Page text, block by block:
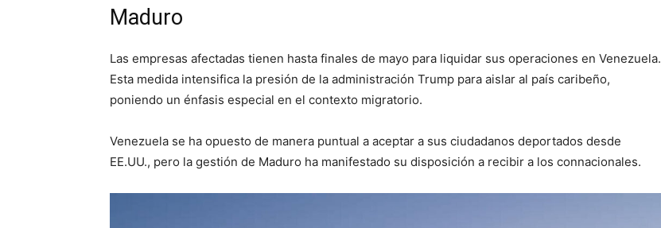
Maduro
Las empresas afectadas tienen hasta finales de mayo para liquidar sus operaciones en Venezuela.
Esta medida intensifica la presión de la administración Trump para aislar al país caribeño,
poniendo un énfasis especial en el contexto migratorio.
Venezuela se ha opuesto de manera puntual a aceptar a sus ciudadanos deportados desde
EE.UU., pero la gestión de Maduro ha manifestado su disposición a recibir a los connacionales.